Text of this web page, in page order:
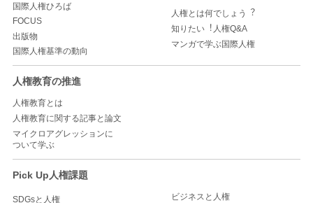
国際人権ひろば
FOCUS
出版物
国際人権基準の動向
人権とは何でしょう︖
知りたい︕人権Q&A
マンガで学ぶ国際人権
人権教育の推進
人権教育とは
人権教育に関する記事と論文
マイクロアグレッションに
ついて学ぶ
Pick Up人権課題
SDGsと人権 ビジネスと人権